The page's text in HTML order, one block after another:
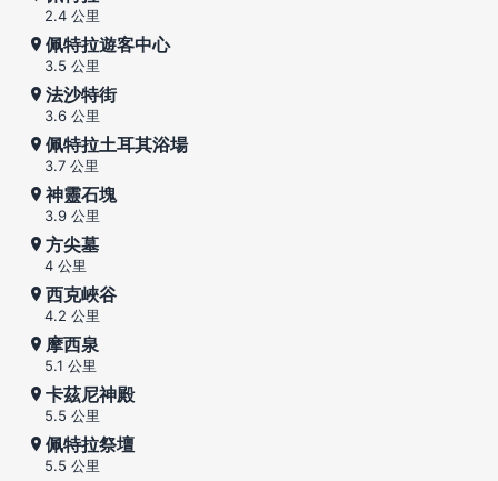
2.4 公里
佩特拉遊客中心
3.5 公里
法沙特街
3.6 公里
佩特拉土耳其浴場
3.7 公里
神靈石塊
3.9 公里
方尖墓
4 公里
西克峽谷
4.2 公里
摩西泉
5.1 公里
卡茲尼神殿
5.5 公里
佩特拉祭壇
5.5 公里